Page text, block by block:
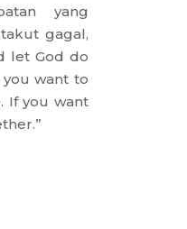
yang
gagal,
let God do
you want to
If you want